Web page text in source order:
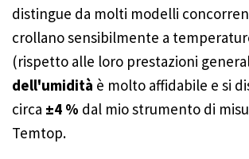
distingue da molti modelli
crollano sensibilmente a
(rispetto alle loro prestazioni
dell'umidità è molto affidabile e si
circa ±4 % dal mio strumento di
Temtop.